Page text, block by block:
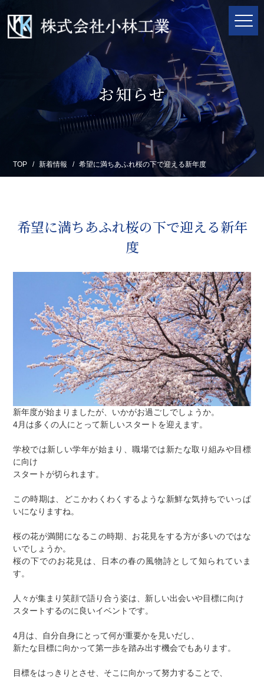
お知らせ
TOP 新着情報 希望に満ちあふれ桜の下で迎える新年度
希望に満ちあふれ桜の下で迎える新年
度
新年度が始まりましたが、いかがお過ごしでしょうか。
4月は多くの人にとって新しいスタートを迎えます。
学校では新しい学年が始まり、職場では新たな取り組みや目標
に向け
スタートが切られます。
この時期は、どこかわくわくするような新鮮な気持ちでいっぱ
いになりますね。
桜の花が満開になるこの時期、お花見をする方が多いのではな
いでしょうか。
桜の下でのお花見は、日本の春の風物詩として知られていま
す。
人々が集まり笑顔で語り合う姿は、新しい出会いや目標に向け
スタートするのに良いイベントです。
4月は、自分自身にとって何が重要かを見いだし、
新たな目標に向かって第一歩を踏み出す機会でもあります。
目標をはっきりとさせ、そこに向かって努力することで、